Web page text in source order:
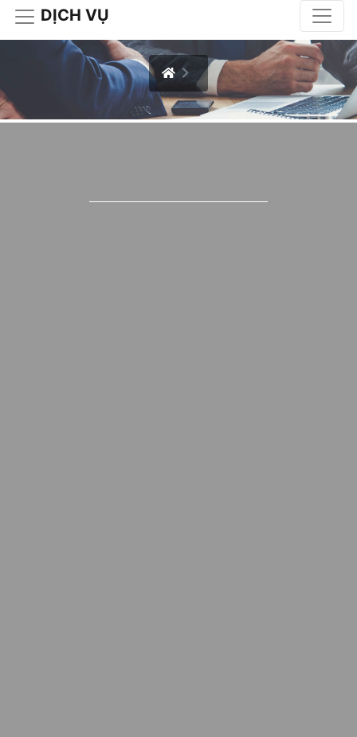
DỊCH VỤ